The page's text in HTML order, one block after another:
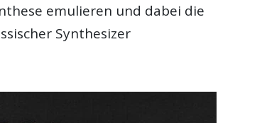
emulieren und dabei die
Synthesizer